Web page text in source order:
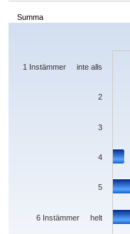
Summa
Chart
The chart has 1 X axis displaying
6 Instämmer helt
5
4
3
2
1 Instämmer inte alls